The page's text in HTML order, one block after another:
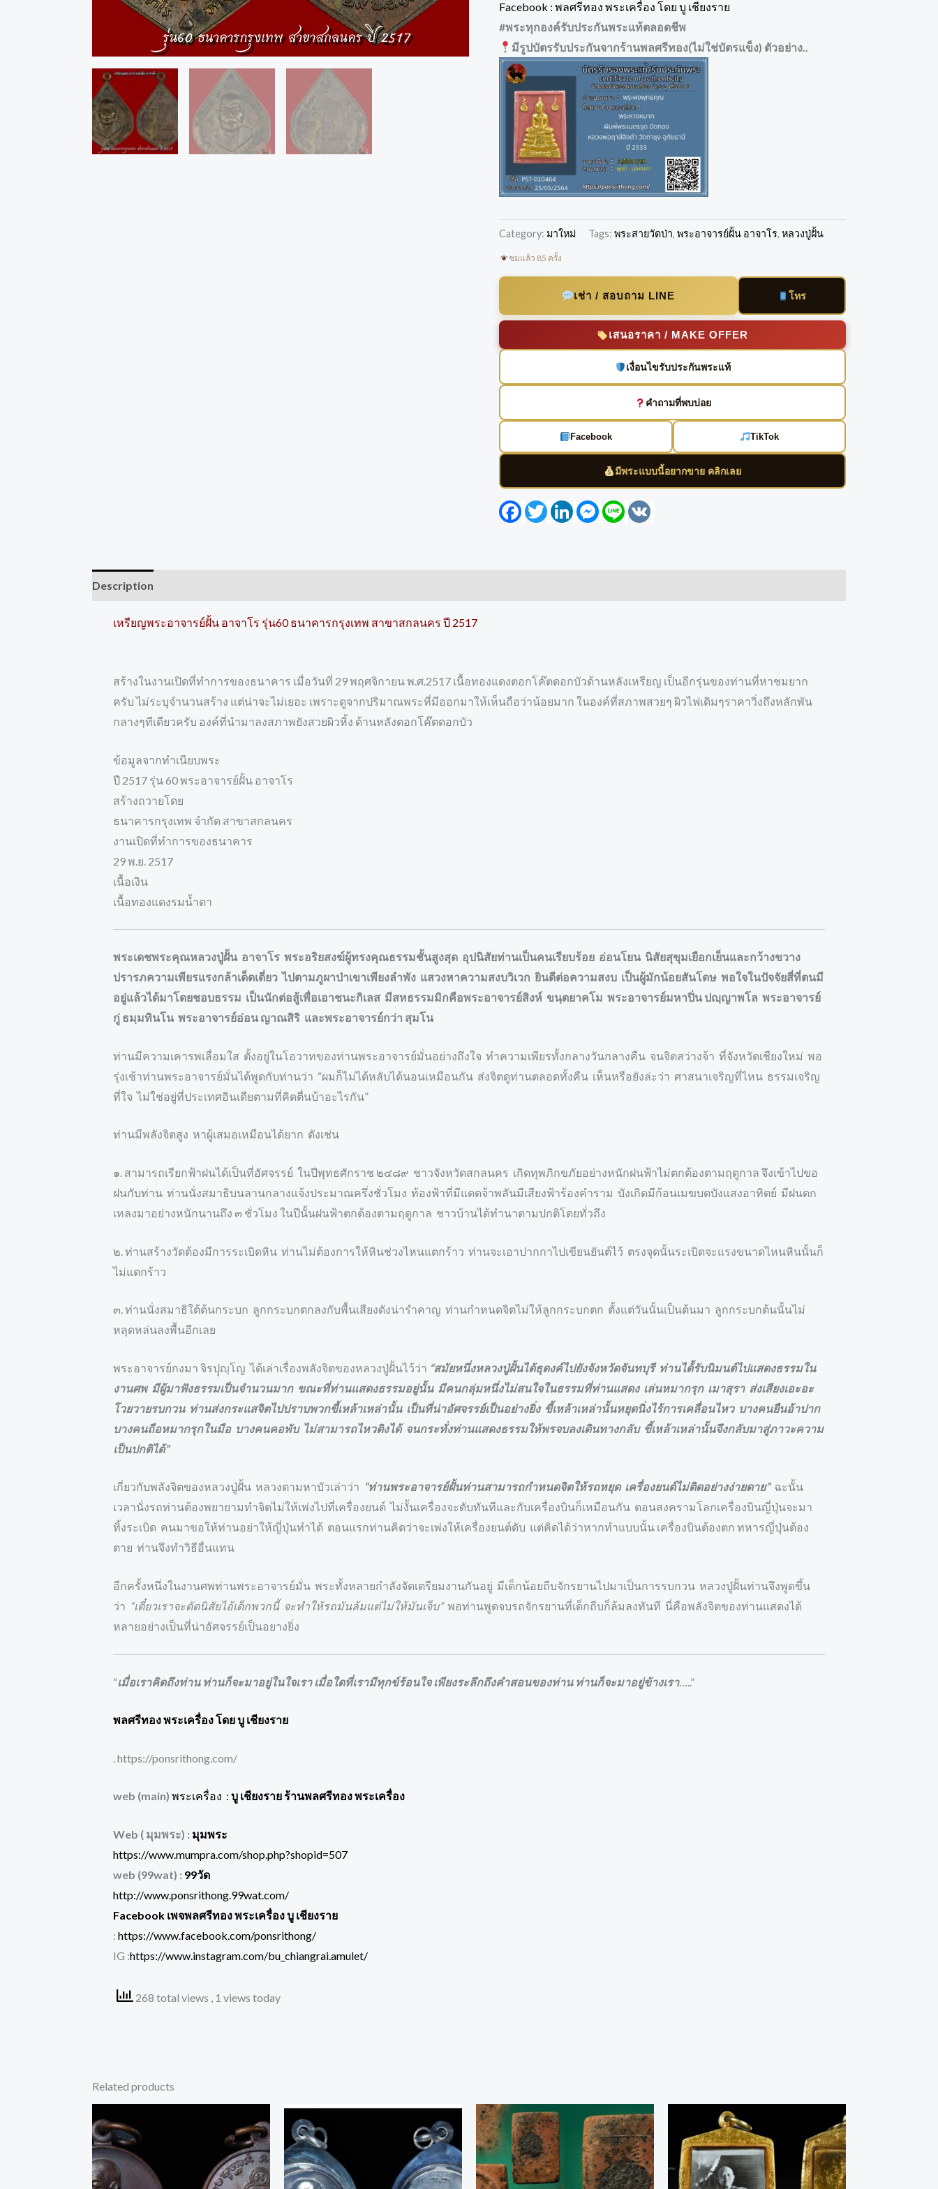
Facebook : พลศรีทอง พระเครื่อง โดย บู เชียงราย
#พระทุกองค์รับประกันพระแท้ตลอดชีพ
มีรูปบัตรรับประกันจากร้านพลศรีทอง(ไม่ใช่บัตรแข็ง) ตัวอย่าง..
Category: มาใหม่ Tags:พระสายวัดป่า,พระอาจารย์ฝั้น อาจาโร,หลวงปู่ฝั้น
ชมแล้ว 85 ครั้ง
เช่า / สอบถาม LINE โทร
เสนอราคา / MAKE OFFER
เงื่อนไขรับประกันพระแท้
คำถามที่พบบ่อย
Facebook TikTok
มีพระแบบนี้อยากขาย คลิกเลย
Facebook
TwitterLinkedInMessenger
Line
Description
เหรียญพระอาจารย์ฝั้น อาจาโร รุ่น60 ธนาคารกรุงเทพ สาขาสกลนคร ปี 2517
สร้างในงานเปิดที่ทำการของธนาคาร เมื่อวันที่ 29 พฤศจิกายน พ.ศ.2517 เนื้อทองแดงตอกโค๊ตดอกบัวด้านหลังเหรียญ เป็นอีกรุ่นของท่านที่หาชมยาก
ครับ ไม่ระบุจำนวนสร้าง แต่น่าจะไม่เยอะ เพราะดูจากปริมาณพระที่มีออกมาให้เห็นถือว่าน้อยมาก ในองค์ที่สภาพสวยๆ ผิวไฟเดิมๆราคาวิ่งถึงหลักพัน
กลางๆทีเดียวครับ องค์ที่นำมาลงสภาพยังสวยผิวหิ้ง ด้านหลังตอกโค๊ตดอกบัว
ข้อมูลจากทำเนียบพระ
ปี 2517 รุ่น 60 พระอาจารย์ฝั้น อาจาโร
สร้างถวายโดย
ธนาคารกรุงเทพ จำกัด สาขาสกลนคร
งานเปิดที่ทำการของธนาคาร
29 พ.ย. 2517
เนื้อเงิน
เนื้อทองแดงรมน้ำตา
พระเดชพระคุณหลวงปู่ฝั้น อาจาโร พระอริยสงฆ์ผู้ทรงคุณธรรมชั้นสูงสุด อุปนิสัยท่านเป็นคนเรียบร้อย อ่อนโยน นิสัยสุขุมเยือกเย็นและกว้างขวาง
ปรารภความเพียรแรงกล้าเด็ดเดี่ยว ไปตามภูผาป่าเขาเพียงลำพัง แสวงหาความสงบวิเวก ยินดีต่อความสงบ เป็นผู้มักน้อยสันโดษ พอใจในปัจจัยสี่ที่ตนมี
อยู่แล้วได้มาโดยชอบธรรม เป็นนักต่อสู้เพื่อเอาชนะกิเลส มีสหธรรมมิกคือพระอาจารย์สิงห์ ขนฺตยาคโม พระอาจารย์มหาปิ่น ปญฺญาพโล พระอาจารย์
กู่ ธมฺมทินโน พระอาจารย์อ่อน ญาณสิริ และพระอาจารย์กว่า สุมโน
ท่านมีความเคารพเลื่อมใส ตั้งอยู่ในโอวาทของท่านพระอาจารย์มั่นอย่างถึงใจ ทำความเพียรทั้งกลางวันกลางคืน จนจิตสว่างจ้า ที่จังหวัดเชียงใหม่ พอ
รุ่งเช้าท่านพระอาจารย์มั่นได้พูดกับท่านว่า “ผมก็ไม่ได้หลับได้นอนเหมือนกัน ส่งจิตดูท่านตลอดทั้งคืน เห็นหรือยังล่ะว่า ศาสนาเจริญที่ไหน ธรรมเจริญ
ที่ใจ ไม่ใช่อยู่ที่ประเทศอินเดียตามที่คิดตื่นบ้าอะไรกัน”
ท่านมีพลังจิตสูง หาผู้เสมอเหมือนได้ยาก ดังเช่น
๑. สามารถเรียกฟ้าฝนได้เป็นที่อัศจรรย์ ในปีพุทธศักราช ๒๔๘๙ ชาวจังหวัดสกลนคร เกิดทุพภิกขภัยอย่างหนักฝนฟ้าไม่ตกต้องตามฤดูกาล จึงเข้าไปขอ
ฝนกับท่าน ท่านนั่งสมาธิบนลานกลางแจ้งประมาณครึ่งชั่วโมง ท้องฟ้าที่มีแดดจ้าพลันมีเสียงฟ้าร้องคำราม บังเกิดมีก้อนเมฆบดบังแสงอาทิตย์ มีฝนตก
เทลงมาอย่างหนักนานถึง ๓ ชั่วโมง ในปีนั้นฝนฟ้าตกต้องตามฤดูกาล ชาวบ้านได้ทำนาตามปกติโดยทั่วถึง
๒. ท่านสร้างวัดต้องมีการระเบิดหิน ท่านไม่ต้องการให้หินช่วงไหนแตกร้าว ท่านจะเอาปากกาไปเขียนยันต์ไว้ ตรงจุดนั้นระเบิดจะแรงขนาดไหนหินนั้นก็
ไม่แตกร้าว
๓. ท่านนั่งสมาธิใต้ต้นกระบก ลูกกระบกตกลงกับพื้นเสียงดังน่ารำคาญ ท่านกำหนดจิตไม่ให้ลูกกระบกตก ตั้งแต่วันนั้นเป็นต้นมา ลูกกระบกต้นนั้นไม่
หลุดหล่นลงพื้นอีกเลย
พระอาจารย์กงมา จิรปฺุญฺโญ ได้เล่าเรื่องพลังจิตของหลวงปู่ฝั้นไว้ว่า “สมัยหนึ่งหลวงปู่ฝั้นได้ธุดงค์ไปยังจังหวัดจันทบุรี ท่านได้้รับนิมนต์ไปแสดงธรรมใน
งานศพ มีผู้มาฟังธรรมเป็นจำนวนมาก ขณะที่ท่านแสดงธรรมอยู่นั้น มีคนกลุ่มหนึ่งไม่สนใจในธรรมที่ท่านแสดง เล่นหมากรุก เมาสุรา ส่งเสียงเอะอะ
โวยวายรบกวน ท่านส่งกระแสจิตไปปราบพวกขี้เหล้าเหล่านั้น เป็นที่น่าอัศจรรย์เป็นอย่างยิ่ง ขี้เหล้าเหล่านั้นหยุดนิ่งไร้การเคลื่อนไหว บางคนยืนอ้าปาก
บางคนถือหมากรุกในมือ บางคนคอพับ ไม่สามารถไหวติงได้ จนกระทั่งท่านแสดงธรรมให้พรจบลงเดินทางกลับ ขี้เหล้าเหล่านั้นจึงกลับมาสู่ภาวะความ
เป็นปกติได้”
เกี่ยวกับพลังจิตของหลวงปู่ฝั้น หลวงตามหาบัวเล่าว่า “ท่านพระอาจารย์ฝั้นท่านสามารถกำหนดจิตให้รถหยุด เครื่องยนต์ไม่ติดอย่างง่ายดาย” ฉะนั้น
เวลานั่งรถท่านต้องพยายามทำจิตไม่ให้เพ่งไปที่เครื่องยนต์ ไม่งั้นเครื่องจะดับทันทีและกับเครื่องบินก็เหมือนกัน ตอนสงครามโลกเครื่องบินญี่ปุ่นจะมา
ทิ้งระเบิด คนมาขอให้ท่านอย่าให้ญี่ปุ่นทำได้ ตอนแรกท่านคิดว่าจะเพ่งให้เครื่องยนต์ดับ แต่คิดได้ว่าหากทำแบบนั้น เครื่องบินต้องตก ทหารญี่ปุ่นต้อง
ตาย ท่านจึงทำวิธีอื่นแทน
อีกครั้งหนึ่งในงานศพท่านพระอาจารย์มั่น พระทั้งหลายกำลังจัดเตรียมงานกันอยู่ มีเด็กน้อยถีบจักรยานไปมาเป็นการรบกวน หลวงปู่ฝั้นท่านจึงพูดขึ้น
ว่า “เดี๋ยวเราจะดัดนิสัยไอ้เด็กพวกนี้ จะทำให้รถมันล้มแต่ไม่ให้มันเจ็บ” พอท่านพูดจบรถจักรยานที่เด็กถีบก็ล้มลงทันที นี่คือพลังจิตของท่านแสดงได้
หลายอย่างเป็นที่น่าอัศจรรย์เป็นอยางยิ่ง
“เมื่อเราคิดถึงท่าน ท่านก็จะมาอยู่ในใจเรา เมื่อใดที่เรามีทุกข์ร้อนใจ เพียงระลึกถึงคำสอนของท่าน ท่านก็จะมาอยู่ข้างเรา…..”
พลศรีทอง พระเครื่อง โดย บู เชียงราย
. https://ponsrithong.com/
web (main) พระเครื่อง : บู เชียงราย ร้านพลศรีทอง พระเครื่อง
Web ( มุมพระ) : มุมพระ
https://www.mumpra.com/shop.php?shopid=507
web (99wat) : 99วัด
http://www.ponsrithong.99wat.com/
Facebook เพจพลศรีทอง พระเครื่อง บู เชียงราย
: https://www.facebook.com/ponsrithong/
IG :https://www.instagram.com/bu_chiangrai.amulet/
268 total views , 1 views today
Related products